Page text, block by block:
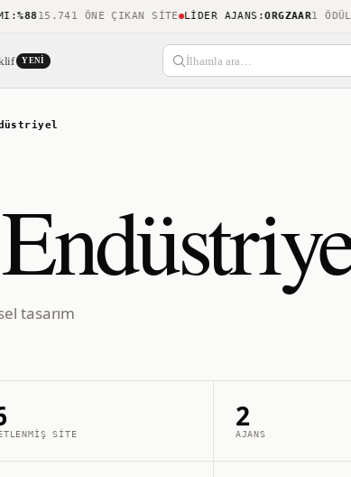
15.741 ÖNE ÇIKAN SITE LIDER AJANS:ORGZAAR1 ÖDÜL
YENI İlhamla ara…
tasarım
SITE
2
AJANS